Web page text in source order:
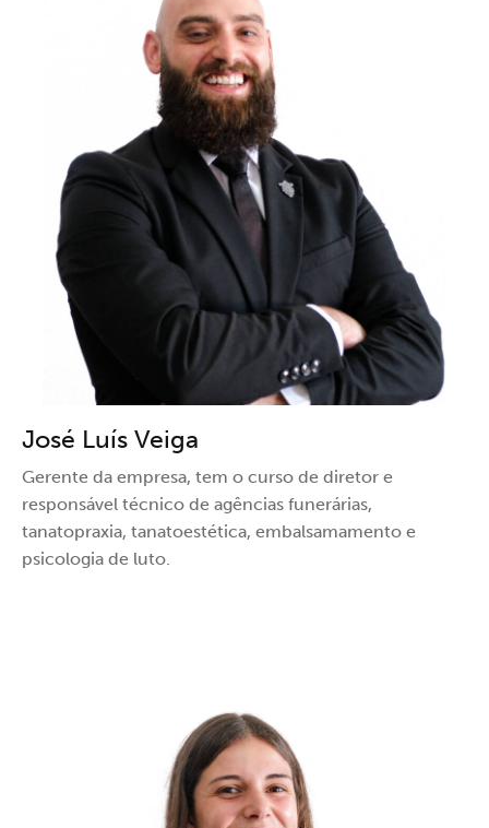
José Luís Veiga
Gerente da empresa, tem o curso de diretor e
responsável técnico de agências funerárias,
tanatopraxia, tanatoestética, embalsamamento e
psicologia de luto.